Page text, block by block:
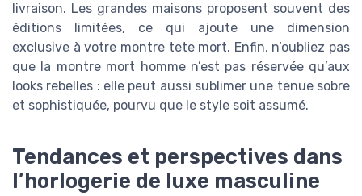
livraison. Les grandes maisons proposent souvent des
éditions limitées, ce qui ajoute une dimension
exclusive à votre montre tete mort. Enfin, n’oubliez pas
que la montre mort homme n’est pas réservée qu’aux
looks rebelles : elle peut aussi sublimer une tenue sobre
et sophistiquée, pourvu que le style soit assumé.
Tendances et perspectives dans
l’horlogerie de luxe masculine